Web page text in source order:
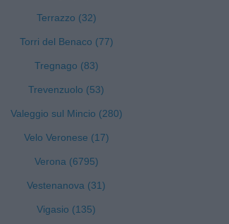
Terrazzo (32)
Torri del Benaco (77)
Tregnago (83)
Trevenzuolo (53)
Valeggio sul Mincio (280)
Velo Veronese (17)
Verona (6795)
Vestenanova (31)
Vigasio (135)